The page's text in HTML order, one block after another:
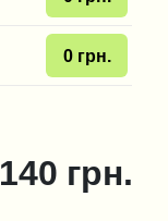
0 грн.
140 грн.